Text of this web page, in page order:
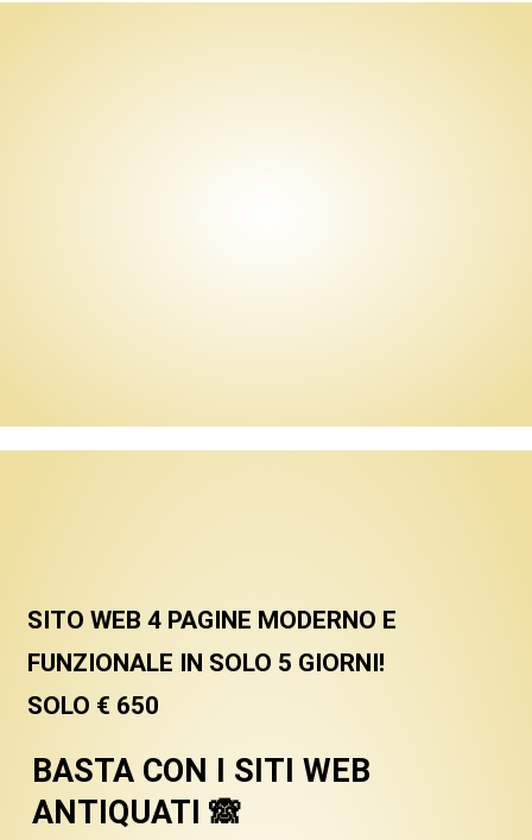
SITO WEB 4 PAGINE MODERNO E
FUNZIONALE IN SOLO 5 GIORNI!
SOLO € 650
BASTA CON I SITI WEB
ANTIQUATI 🙈